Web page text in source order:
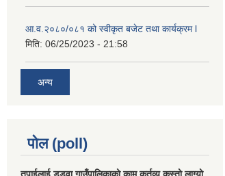
आ.व.२०८०/०८१ को स्वीकृत बजेट तथा कार्यक्रम l
मिति: 06/25/2023 - 21:58
अन्य
पोल (poll)